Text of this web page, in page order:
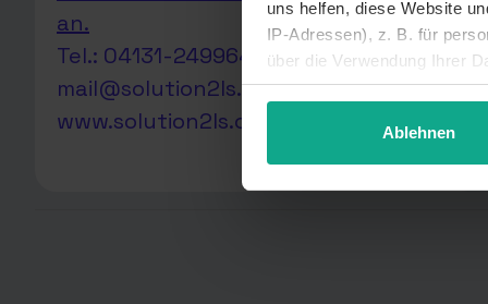
uns helfen, diese Website
IP-Adressen), z. B. für
über die Verwendung Ihrer
unter Details widerrufen
Ablehnen
an.
Tel.: 04131-249964
mail@solution2ls.com
www.solution2ls.com